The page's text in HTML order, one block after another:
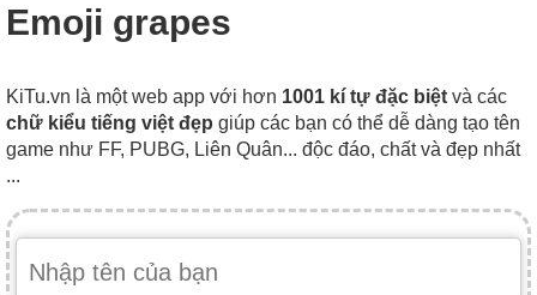
Emoji grapes
KiTu.vn là một web app với hơn 1001 kí tự đặc biệt và các
chữ kiểu tiếng việt đẹp giúp các bạn có thể dễ dàng tạo tên
game như FF, PUBG, Liên Quân... độc đáo, chất và đẹp nhất
...